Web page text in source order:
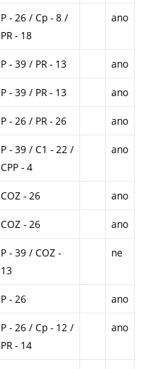
P - 26 / Cp - 8 /
PR - 18
ano
P - 39 / PR - 13 ano
P - 39 / PR - 13 ano
P - 26 / PR - 26 ano
P - 39 / C1 - 22 /
CPP - 4
ano
COZ - 26 ano
COZ - 26 ano
P - 39 / COZ -
13
ne
P - 26 ano
P - 26 / Cp - 12 /
PR - 14
ano